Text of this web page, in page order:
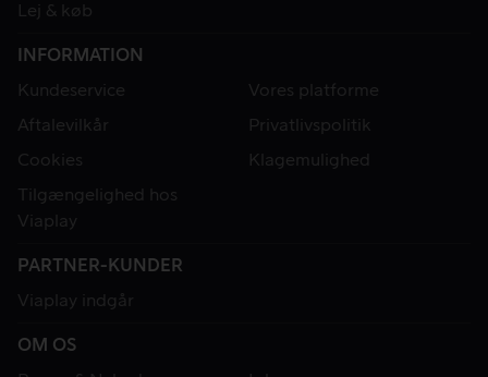
Lej & køb
INFORMATION
Kundeservice
Vores platforme
Aftalevilkår
Privatlivspolitik
Cookies
Klagemulighed
Tilgængelighed hos
Viaplay
PARTNER-KUNDER
Viaplay indgår
OM OS